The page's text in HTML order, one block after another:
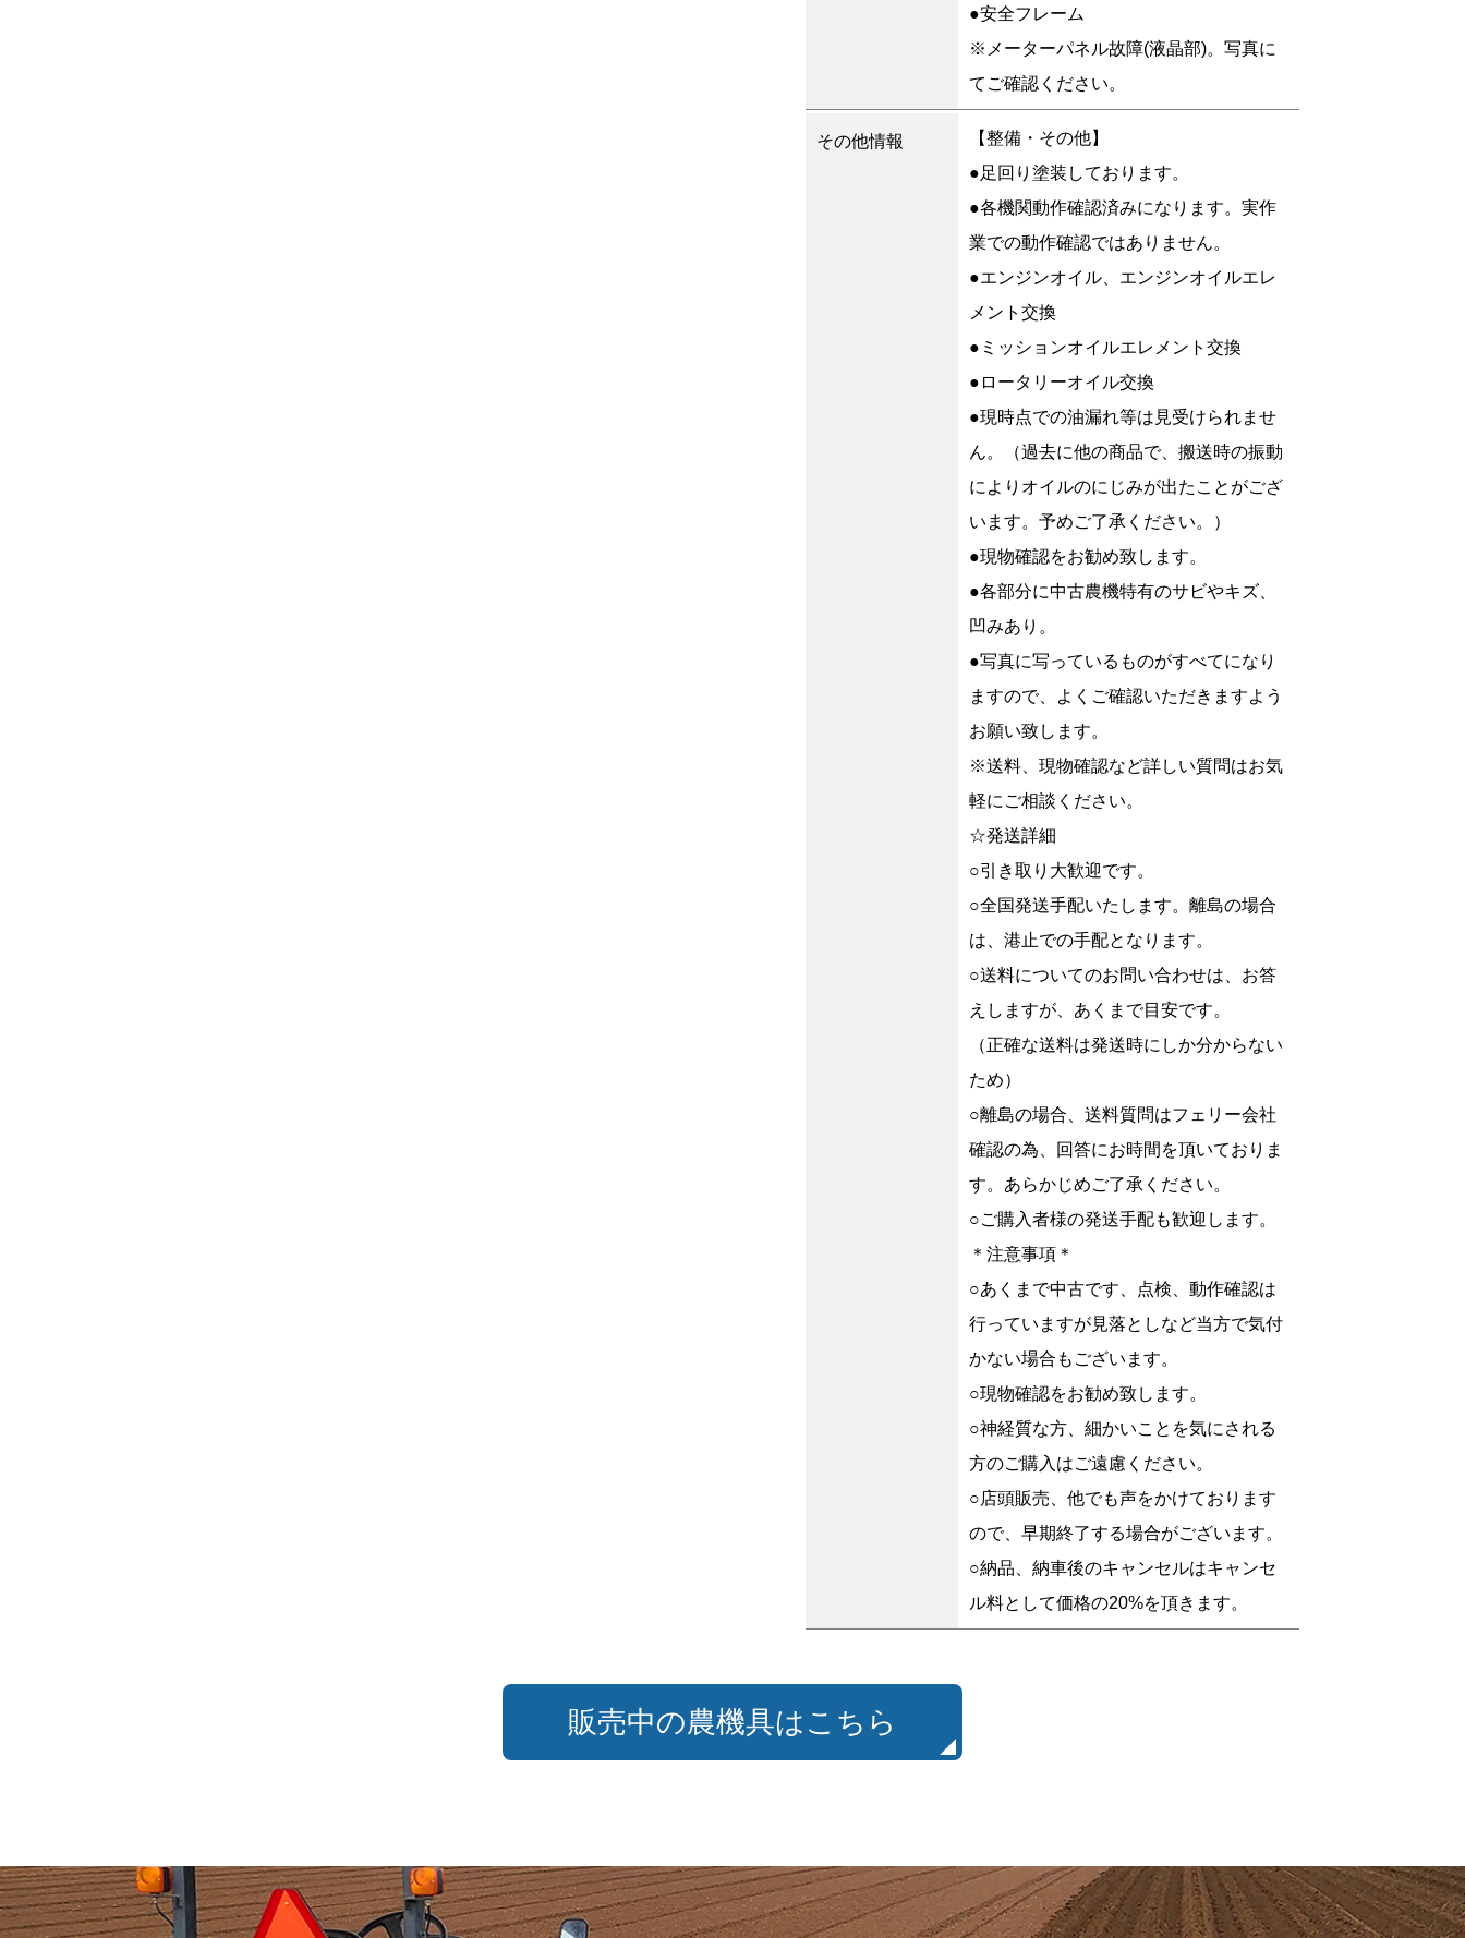
●安全フレーム
※メーターパネル故障(液晶部)。写真に
てご確認ください。
その他情報
【整備・その他】
●足回り塗装しております。
●各機関動作確認済みになります。実作
業での動作確認ではありません。
●エンジンオイル、エンジンオイルエレ
メント交換
●ミッションオイルエレメント交換
●ロータリーオイル交換
●現時点での油漏れ等は見受けられませ
ん。（過去に他の商品で、搬送時の振動
によりオイルのにじみが出たことがござ
います。予めご了承ください。）
●現物確認をお勧め致します。
●各部分に中古農機特有のサビやキズ、
凹みあり。
●写真に写っているものがすべてになり
ますので、よくご確認いただきますよう
お願い致します。
※送料、現物確認など詳しい質問はお気
軽にご相談ください。
☆発送詳細
○引き取り大歓迎です。
○全国発送手配いたします。離島の場合
は、港止での手配となります。
○送料についてのお問い合わせは、お答
えしますが、あくまで目安です。
（正確な送料は発送時にしか分からない
ため）
○離島の場合、送料質問はフェリー会社
確認の為、回答にお時間を頂いておりま
す。あらかじめご了承ください。
○ご購入者様の発送手配も歓迎します。
＊注意事項＊
○あくまで中古です、点検、動作確認は
行っていますが見落としなど当方で気付
かない場合もございます。
○現物確認をお勧め致します。
○神経質な方、細かいことを気にされる
方のご購入はご遠慮ください。
○店頭販売、他でも声をかけております
ので、早期終了する場合がございます。
○納品、納車後のキャンセルはキャンセ
ル料として価格の20%を頂きます。
販売中の農機具はこちら